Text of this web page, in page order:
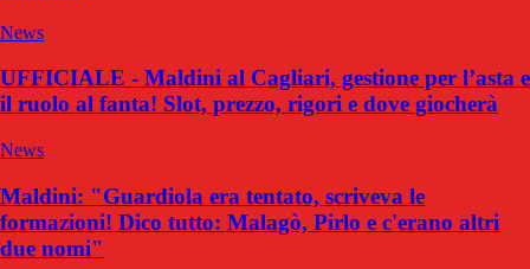
News
UFFICIALE - Maldini al Cagliari, gestione per l’asta e
il ruolo al fanta! Slot, prezzo, rigori e dove giocherà
News
Maldini: "Guardiola era tentato, scriveva le
formazioni! Dico tutto: Malagò, Pirlo e c'erano altri
due nomi"